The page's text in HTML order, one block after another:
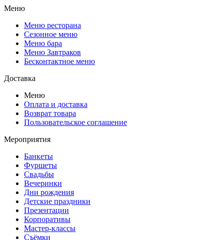
Меню
Меню ресторана
Сезонное меню
Меню бара
Меню Завтраков
Бесконтактное меню
Доставка
Меню
Оплата и доставка
Возврат товара
Пользовательское соглашение
Мероприятия
Банкеты
Фуршеты
Свадьбы
Вечеринки
Дни рождения
Детские праздники
Презентации
Корпоративы
Мастер-классы
Съёмки